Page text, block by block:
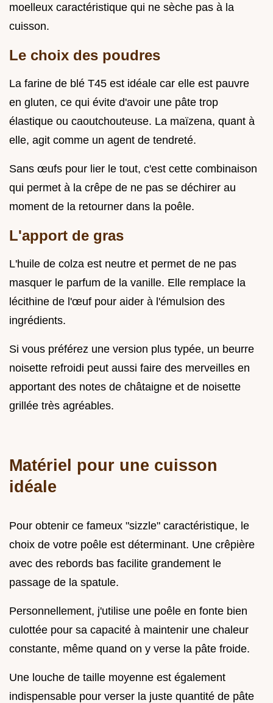
moelleux caractéristique qui ne sèche pas à la
cuisson.
Le choix des poudres
La farine de blé T45 est idéale car elle est pauvre
en gluten, ce qui évite d'avoir une pâte trop
élastique ou caoutchouteuse. La maïzena, quant à
elle, agit comme un agent de tendreté.
Sans œufs pour lier le tout, c'est cette combinaison
qui permet à la crêpe de ne pas se déchirer au
moment de la retourner dans la poêle.
L'apport de gras
L'huile de colza est neutre et permet de ne pas
masquer le parfum de la vanille. Elle remplace la
lécithine de l'œuf pour aider à l'émulsion des
ingrédients.
Si vous préférez une version plus typée, un beurre
noisette refroidi peut aussi faire des merveilles en
apportant des notes de châtaigne et de noisette
grillée très agréables.
Matériel pour une cuisson
idéale
Pour obtenir ce fameux "sizzle" caractéristique, le
choix de votre poêle est déterminant. Une crêpière
avec des rebords bas facilite grandement le
passage de la spatule.
Personnellement, j'utilise une poêle en fonte bien
culottée pour sa capacité à maintenir une chaleur
constante, même quand on y verse la pâte froide.
Une louche de taille moyenne est également
indispensable pour verser la juste quantité de pâte